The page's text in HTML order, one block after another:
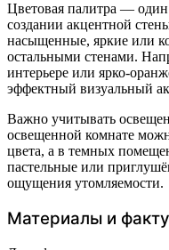
Цветовая палитра —
создании акцентной
насыщенные, яркие или
остальными стенами.
интерьере или ярко-
эффектный визуальный
Важно учитывать
освещенной комнате
цвета, а в темных
пастельные или
ощущения утомляемости.
Материалы и